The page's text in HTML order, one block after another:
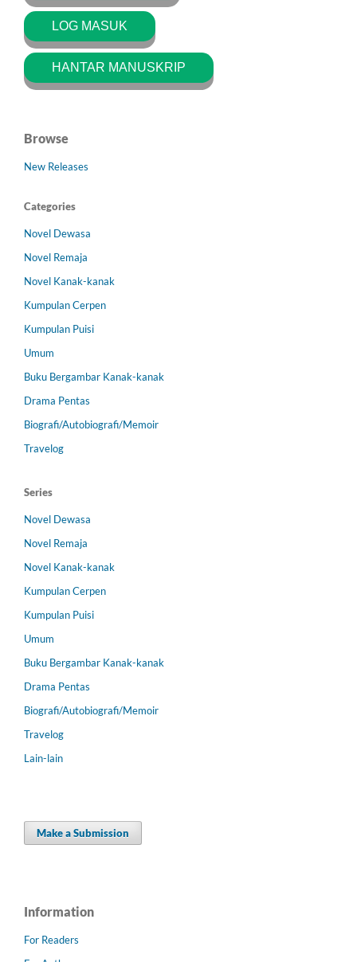
LOG MASUK
HANTAR MANUSKRIP
Browse
New Releases
Categories
Novel Dewasa
Novel Remaja
Novel Kanak-kanak
Kumpulan Cerpen
Kumpulan Puisi
Umum
Buku Bergambar Kanak-kanak
Drama Pentas
Biografi/Autobiografi/Memoir
Travelog
Series
Novel Dewasa
Novel Remaja
Novel Kanak-kanak
Kumpulan Cerpen
Kumpulan Puisi
Umum
Buku Bergambar Kanak-kanak
Drama Pentas
Biografi/Autobiografi/Memoir
Travelog
Lain-lain
Make a Submission
Information
For Readers